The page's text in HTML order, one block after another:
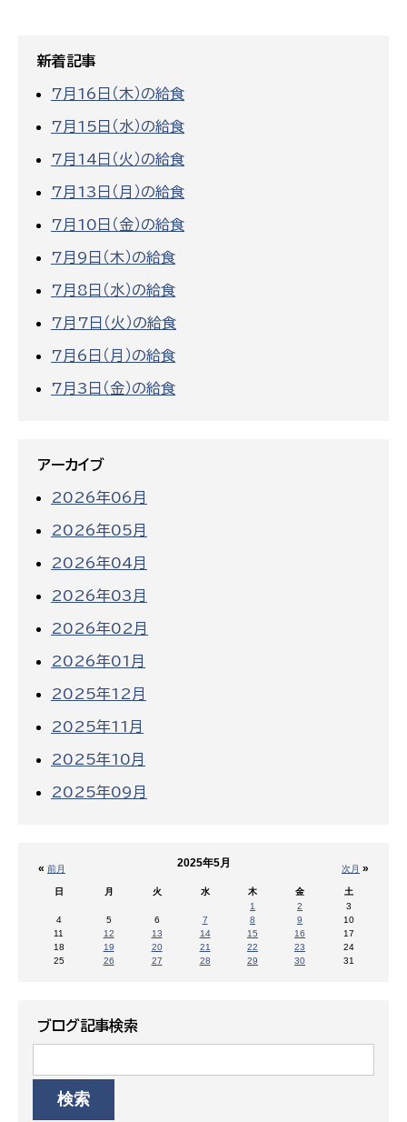
新着記事
7月16日（木）の給食
7月15日（水）の給食
7月14日（火）の給食
7月13日（月）の給食
7月10日（金）の給食
7月9日（木）の給食
7月8日（水）の給食
7月7日（火）の給食
7月6日（月）の給食
7月3日（金）の給食
アーカイブ
2026年06月
2026年05月
2026年04月
2026年03月
2026年02月
2026年01月
2025年12月
2025年11月
2025年10月
2025年09月
« 前月 次月 »
2025年5月
日 月 火 水 木 金
土
1
2
3
4
5 6 7 8 9
10
11
12 13 14 15 16
17
18
19 20 21 22 23
24
25
26 27 28 29 30 31
ブログ記事検索